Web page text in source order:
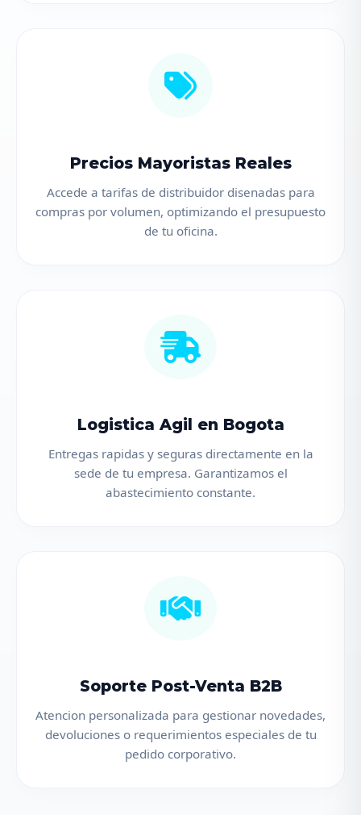
Precios Mayoristas Reales
Accede a tarifas de distribuidor disenadas para
compras por volumen, optimizando el presupuesto
de tu oficina.
Logistica Agil en Bogota
Entregas rapidas y seguras directamente en la
sede de tu empresa. Garantizamos el
abastecimiento constante.
Soporte Post-Venta B2B
Atencion personalizada para gestionar novedades,
devoluciones o requerimientos especiales de tu
pedido corporativo.